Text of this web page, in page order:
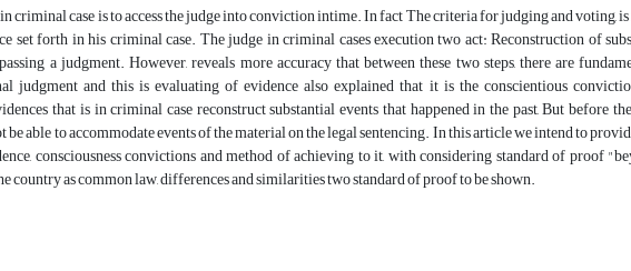
criminal case is to access the judge into conviction intime. In fact The criteria for judging and voting,
set forth in his criminal case. The judge in criminal cases execution two act: Reconstruction of
a judgment. However, reveals more accuracy that between these two steps, there are
judgment and this is evaluating of evidence also explained that it is the conscientious
that is in criminal case reconstruct substantial events that happened in the past, But before
be able to accommodate events of the material on the legal sentencing. In this article we intend to
consciousness convictions and method of achieving to it, with considering standard of proof
country as common law, differences and similarities two standard of proof to be shown.